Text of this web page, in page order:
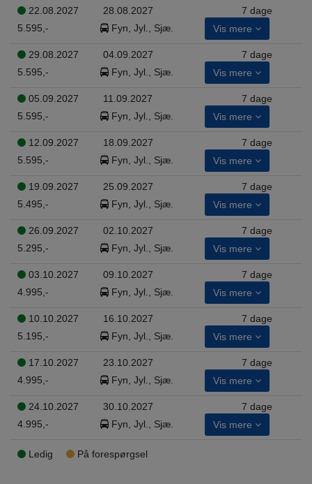
22.08.2027 28.08.2027
7 dage
5.595,-
Fyn, Jyl., Sjæ. Vis mere
29.08.2027 04.09.2027
7 dage
5.595,-
Fyn, Jyl., Sjæ. Vis mere
05.09.2027 11.09.2027
7 dage
5.595,-
Fyn, Jyl., Sjæ. Vis mere
12.09.2027 18.09.2027
7 dage
5.595,-
Fyn, Jyl., Sjæ. Vis mere
19.09.2027 25.09.2027
7 dage
5.495,-
Fyn, Jyl., Sjæ. Vis mere
26.09.2027 02.10.2027
7 dage
5.295,-
Fyn, Jyl., Sjæ. Vis mere
03.10.2027 09.10.2027
7 dage
4.995,-
Fyn, Jyl., Sjæ. Vis mere
10.10.2027 16.10.2027
7 dage
5.195,-
Fyn, Jyl., Sjæ. Vis mere
17.10.2027 23.10.2027
7 dage
4.995,-
Fyn, Jyl., Sjæ. Vis mere
24.10.2027 30.10.2027
7 dage
4.995,-
Fyn, Jyl., Sjæ. Vis mere
Ledig På forespørgsel